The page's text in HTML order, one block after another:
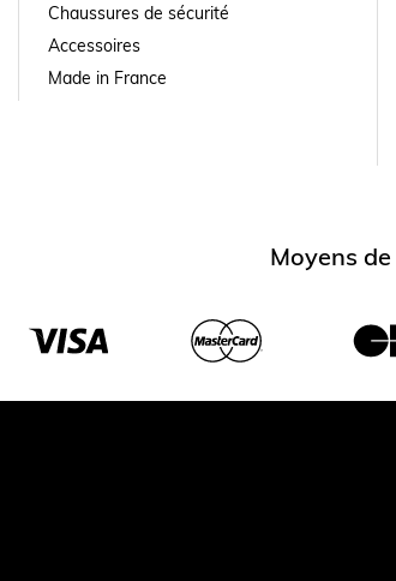
Chaussures de sécurité
Accessoires
Made in France
Moyens